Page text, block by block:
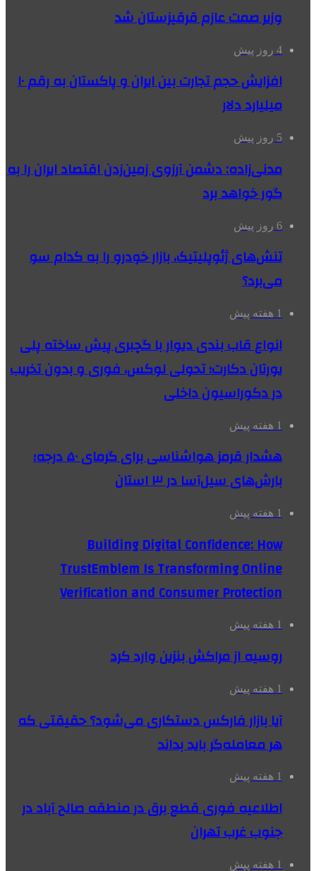
وزیر صمت عازم قرقیزستان شد
4 روز پیش
افزایش حجم تجارت بین ایران و پاکستان به رقم ۱۰
میلیارد دلار
5 روز پیش
مدنی‌زاده: دشمن آرزوی زمین‌زدن اقتصاد ایران را به
گور خواهد برد
6 روز پیش
تنش‌های ژئوپلیتیک، بازار خودرو را به کدام سو
می‌برد؟
1 هفته پیش
انواع قاب بندی دیوار با گچبری پیش ساخته پلی
یورتان دکارت؛ تحولی لوکس، فوری و بدون تخریب
در دکوراسیون داخلی
1 هفته پیش
هشدار قرمز هواشناسی برای گرمای ۵۰ درجه؛
بارش‌های سیل‌آسا در ۳ استان
1 هفته پیش
Building Digital Confidence: How
TrustEmblem Is Transforming Online
Verification and Consumer Protection
1 هفته پیش
روسیه از مراکش بنزین وارد کرد
1 هفته پیش
آیا بازار فارکس دستکاری می‌شود؟ حقیقتی که
هر معامله‌گر باید بداند
1 هفته پیش
اطلاعیه فوری قطع برق در منطقه صالح آباد در
جنوب غرب تهران
1 هفته پیش